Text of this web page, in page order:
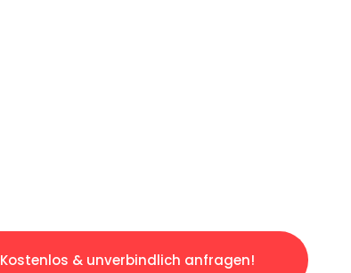
Kostenlos & unverbindlich anfragen!